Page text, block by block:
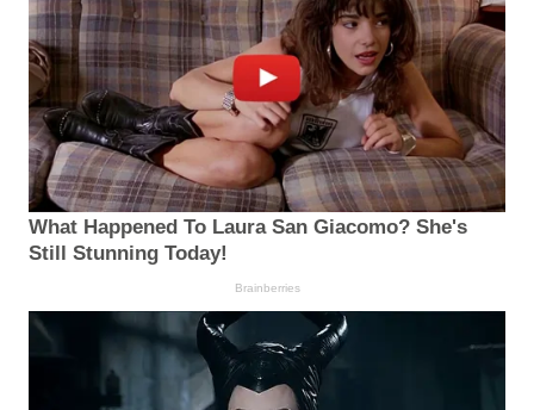
What Happened To Laura San Giacomo? She's
Still Stunning Today!
Brainberries